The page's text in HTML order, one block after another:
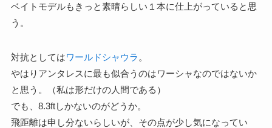
ベイトモデルもきっと素晴らしい１本に仕上がっていると思
う。
対抗としてはワールドシャウラ 。
やはりアンタレスに最も似合うのはワーシャなのではないか
と思う。（私は形だけの人間である）
でも、8.3ftしかないのがどうか。
飛距離は申し分ないらしいが、その点が少し気になってい